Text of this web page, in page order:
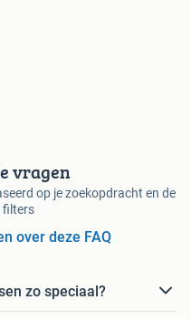
vragen
op je zoekopdracht en de
filters
over deze FAQ
zo speciaal?